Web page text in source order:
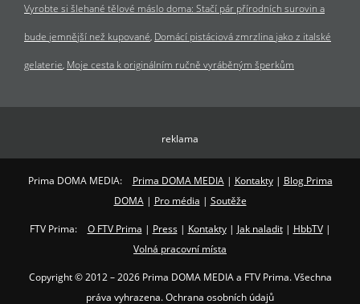
Vyrobte si šlehané tělové máslo doma: Stačí pár přírodních surovin a
bude jemnější než kupované Domácí pistáciová zmrzlina jako z italské
gelaterie Moje cesta k originálním ručně vyráběným šperkům
reklama
Prima DOMA MEDIA: Prima DOMA MEDIA| Kontakty| Blog Prima
DOMA| Pro média | Soutěže
FTV Prima: O FTV Prima | Press| Kontakty| Jak naladit| HbbTV|
Volná pracovní místa
Copyright © 2012 – 2026 Prima DOMA MEDIA a FTV Prima. Všechna
práva vyhrazena. Ochrana osobních údajů